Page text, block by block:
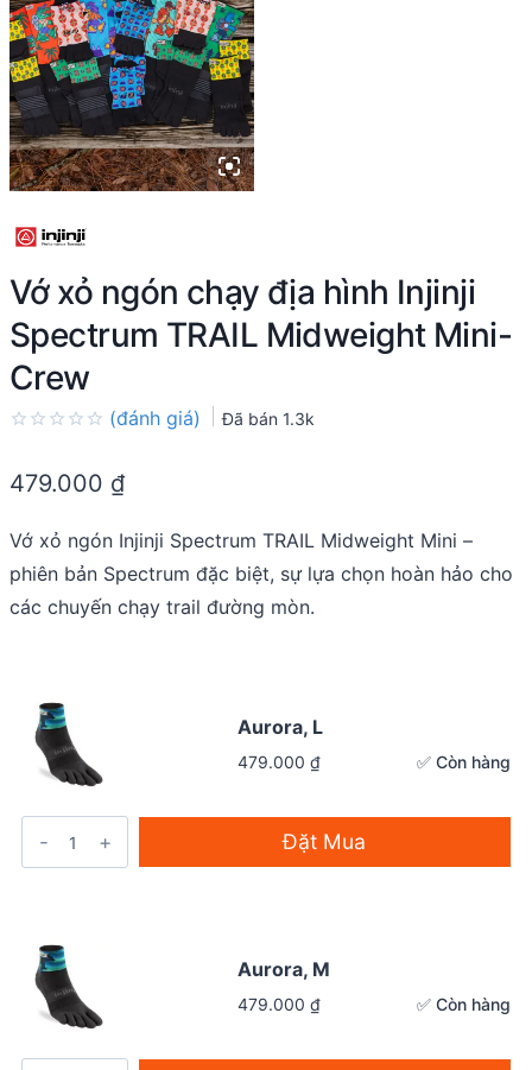
Vớ xỏ ngón chạy địa hình Injinji
Spectrum TRAIL Midweight Mini-
Crew
out
(đánh giá) Đã bán 1.3k
479.000 ₫
Vớ xỏ ngón Injinji Spectrum TRAIL Midweight Mini –
phiên bản Spectrum đặc biệt, sự lựa chọn hoàn hảo cho
các chuyến chạy trail đường mòn.
Aurora, L
479.000 ₫ ✅ Còn hàng
Đặt Mua
Aurora, M
479.000 ₫ ✅ Còn hàng